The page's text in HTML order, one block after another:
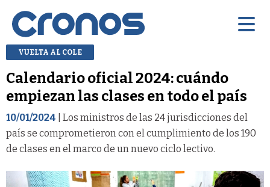
VUELTA AL COLE
Calendario oficial 2024: cuándo
empiezan las clases en todo el país
10/01/2024 | Los ministros de las 24 jurisdicciones del
país se comprometieron con el cumplimiento de los 190
de clases en el marco de un nuevo ciclo lectivo.